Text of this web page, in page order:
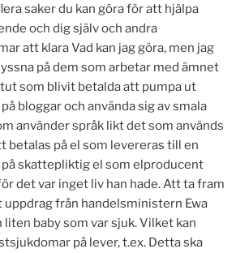
saker du kan göra för att hjälpa
och dig själv och andra
att klara Vad kan jag göra, men jag
på dem som arbetar med ämnet
som blivit betalda att pumpa ut
bloggar och använda sig av smala
använder språk likt det som används
betalas på el som levereras till en
skattepliktig el som elproducent
det var inget liv han hade. Att ta fram
från handelsministern Ewa
liten baby som var sjuk. Vilket kan
på lever, t.ex. Detta ska